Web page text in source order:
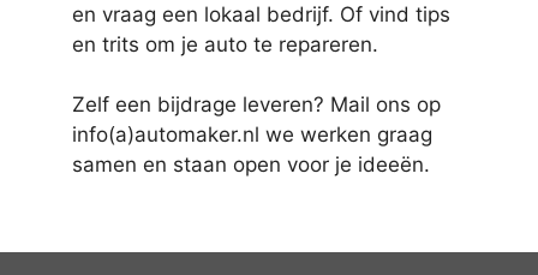
en vraag een lokaal bedrijf. Of vind tips
en trits om je auto te repareren.
Zelf een bijdrage leveren? Mail ons op
info(a)automaker.nl we werken graag
samen en staan open voor je ideeën.